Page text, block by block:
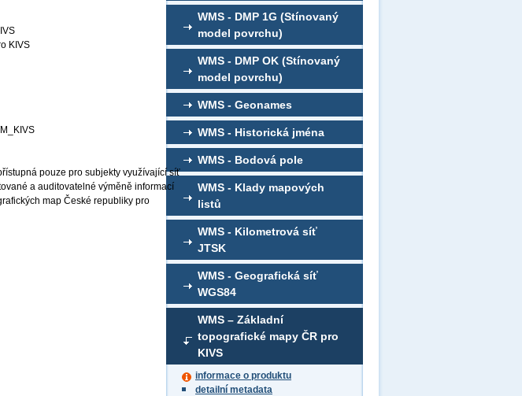
WMS - DMP 1G (Stínovaný
model povrchu)
WMS - DMP OK (Stínovaný
model povrchu)
WMS - Geonames
WMS - Historická jména
WMS - Bodová pole
WMS - Klady mapových
listů
WMS - Kilometrová síť
JTSK
WMS - Geografická síť
WGS84
WMS – Základní
topografické mapy ČR pro
KIVS
informace o produktu
detailní metadata
KIVS
pouze pro subjekty využívající síť
a auditovatelné výměně informací
map České republiky pro